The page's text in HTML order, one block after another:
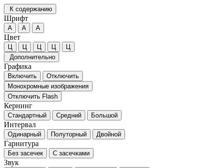
К содержанию
Шрифт
А А А
Цвет
Ц Ц Ц Ц
Ц
Дополнительно
Графика
Включить
Отключить
Монохромные изображения
Отключить Flash
Кернинг
Стандартный Средний Большой
Интервал
Одинарный Полуторный Двойной
Гарнитура
Без засечек С засечками
Звук